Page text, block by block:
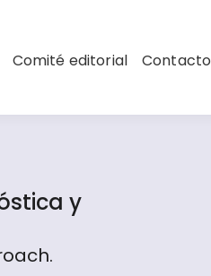
Comité editorial Contacto
y